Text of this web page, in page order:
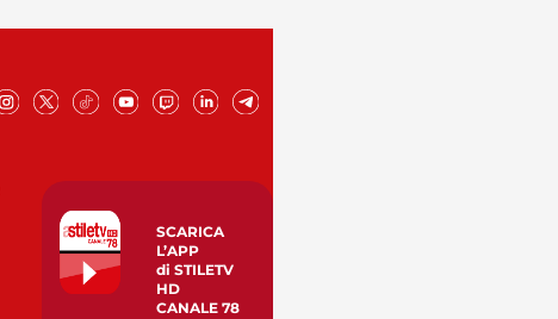
SCARICA
L’APP
di STILETV
HD
CANALE 78